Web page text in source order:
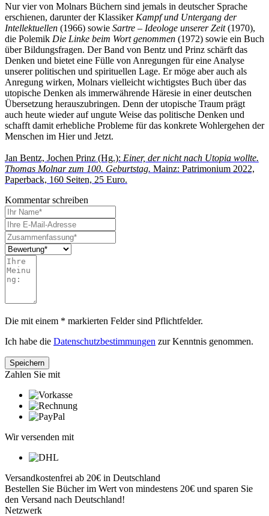
Nur vier von Molnars Büchern sind jemals in deutscher Sprache
erschienen, darunter der Klassiker Kampf und Untergang der
Intellektuellen (1966) sowie Sartre – Ideologe unserer Zeit(1970),
die Polemik Die Linke beim Wort genommen (1972) sowie ein Buch
über Bildungsfragen. Der Band von Bentz und Prinz schärft das
Denken und bietet eine Fülle von Anregungen für eine Analyse
unserer politischen und spirituellen Lage. Er möge aber auch als
Anregung wirken, Molnars vielleicht wichtigstes Buch über das
utopische Denken als immerwährende Häresie in einer deutschen
Übersetzung herauszubringen. Denn der utopische Traum prägt
auch heute wieder auf ungute Weise das politische Denken und
schafft damit erhebliche Probleme für das konkrete Wohlergehen der
Menschen im Hier und Jetzt.
Jan Bentz, Jochen Prinz (Hg.): Einer, der nicht nach Utopia wollte.
Thomas Molnar zum 100. Geburtstag. Mainz: Patrimonium 2022,
Paperback, 160 Seiten, 25 Euro.
Kommentar schreiben
Die mit einem * markierten Felder sind Pflichtfelder.
Ich habe die Datenschutzbestimmungen zur Kenntnis genommen.
Zahlen Sie mit
Wir versenden mit
Versandkostenfrei ab 20€ in Deutschland
Bestellen Sie Bücher im Wert von mindestens 20€ und sparen Sie
den Versand nach Deutschland!
Netzwerk